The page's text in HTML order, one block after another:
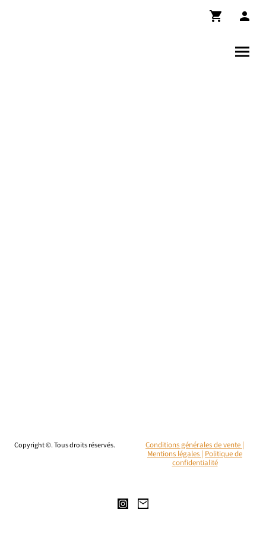
Copyright ©. Tous droits réservés.
Conditions générales de vente |
Mentions légales | Politique de
confidentialité